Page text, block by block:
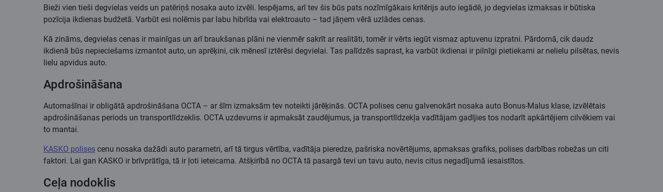
Bieži vien tieši degvielas veids un patēriņš nosaka auto izvēli. Iespējams, arī tev šis būs pats nozīmīgākais kritērijs auto iegādē, jo degvielas izmaksas ir būtiska
pozīcija ikdienas budžetā. Varbūt esi nolēmis par labu hibrīda vai elektroauto – tad jāņem vērā uzlādes cenas.
Kā zināms, degvielas cenas ir mainīgas un arī braukšanas plāni ne vienmēr sakrīt ar realitāti, tomēr ir vērts iegūt vismaz aptuvenu izpratni. Pārdomā, cik daudz
ikdienā būs nepieciešams izmantot auto, un aprēķini, cik mēnesī iztērēsi degvielai. Tas palīdzēs saprast, ka varbūt ikdienai ir pilnīgi pietiekami ar nelielu pilsētas, nevis
lielu apvidus auto.
Apdrošināšana
Automašīnai ir obligātā apdrošināšana OCTA – ar šīm izmaksām tev noteikti jārēķinās. OCTA polises cenu galvenokārt nosaka auto Bonus-Malus klase, izvēlētais
apdrošināšanas periods un transportlīdzeklis. OCTA uzdevums ir apmaksāt zaudējumus, ja transportlīdzekļa vadītājam gadījies tos nodarīt apkārtējiem cilvēkiem vai
to mantai.
KASKO polises cenu nosaka dažādi auto parametri, arī tā tirgus vērtība, vadītāja pieredze, pašriska novērtējums, apmaksas grafiks, polises darbības robežas un citi
faktori. Lai gan KASKO ir brīvprātīga, tā ir ļoti ieteicama. Atšķirībā no OCTA tā pasargā tevi un tavu auto, nevis citus negadījumā iesaistītos.
Ceļa nodoklis